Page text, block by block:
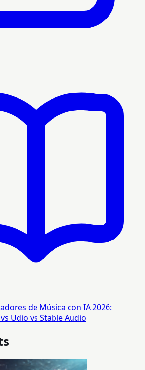
de Música con IA 2026:
Udio vs Stable Audio